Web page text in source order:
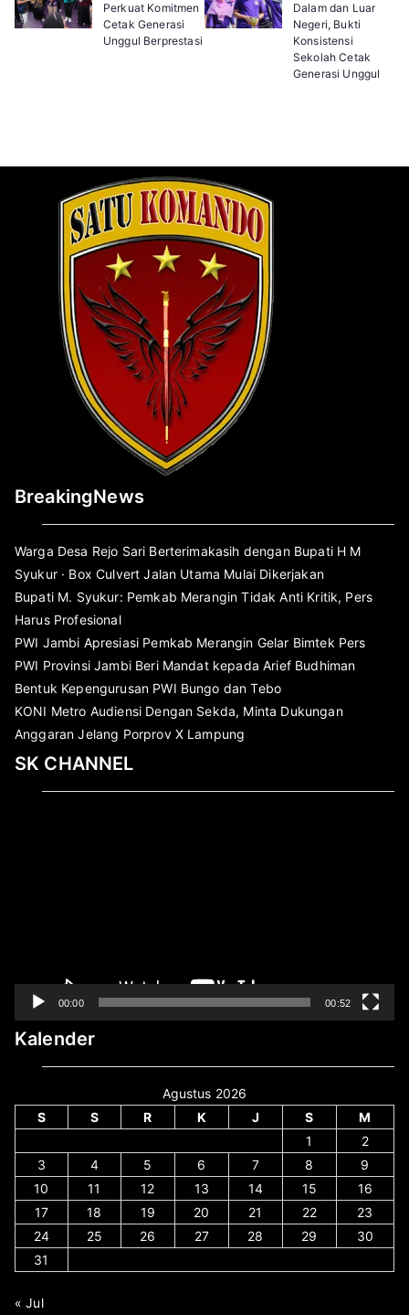
Perkuat Komitmen
Cetak Generasi
Unggul Berprestasi
Dalam dan Luar
Negeri, Bukti
Konsistensi
Sekolah Cetak
Generasi Unggul
BreakingNews
Warga Desa Rejo Sari Berterimakasih dengan Bupati H M
Syukur · Box Culvert Jalan Utama Mulai Dikerjakan
Bupati M. Syukur: Pemkab Merangin Tidak Anti Kritik, Pers
Harus Profesional
PWI Jambi Apresiasi Pemkab Merangin Gelar Bimtek Pers
PWI Provinsi Jambi Beri Mandat kepada Arief Budhiman
Bentuk Kepengurusan PWI Bungo dan Tebo
KONI Metro Audiensi Dengan Sekda, Minta Dukungan
Anggaran Jelang Porprov X Lampung
SK CHANNEL
00:00 00:52
Kalender
Agustus 2026
S
S R K J S
M
1
2
3
4 5 6 7 8
9
10
11 12 13 14 15
16
17
18 19 20 21 22
23
24
25 26 27 28 29
30
31
« Jul